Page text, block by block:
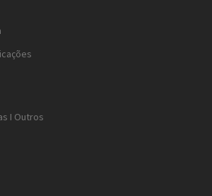
I Outros